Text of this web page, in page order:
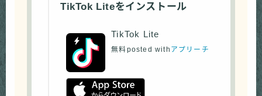
TikTok Liteをインストール
TikTok Lite
無料posted with アプリーチ